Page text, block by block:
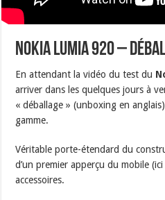
Nokia Lumia 920 –
En attendant la vidéo du test du
arriver dans les quelques jours à
« déballage » (unboxing en
gamme.
Véritable porte-étendard du
d’un premier apperçu du mobile
accessoires.